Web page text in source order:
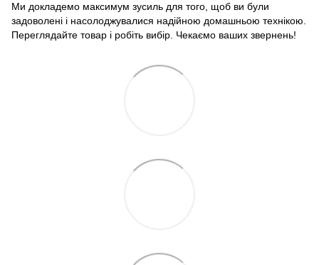
Ми докладемо максимум зусиль для того, щоб ви були
задоволені і насолоджувалися надійною домашньою технікою.
Переглядайте товар і робіть вибір. Чекаємо ваших звернень!